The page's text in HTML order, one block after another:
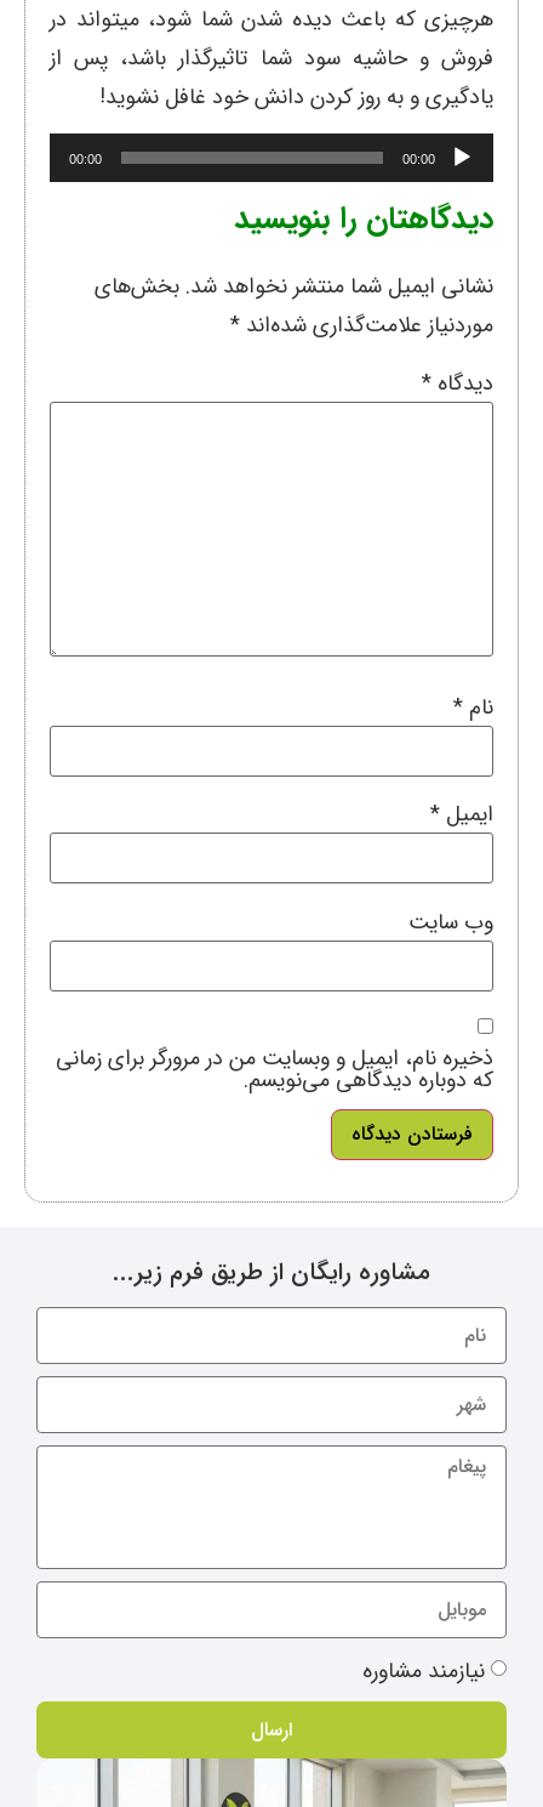
هرچیزی که باعث دیده شدن شما شود، میتواند در
فروش و حاشیه سود شما تاثیرگذار باشد، پس از
یادگیری و به روز کردن دانش خود غافل نشوید!
پخش‌کننده
صوت
00:00
00:00
دیدگاهتان را بنویسید
نشانی ایمیل شما منتشر نخواهد شد. بخش‌های
موردنیاز علامت‌گذاری شده‌اند *
دیدگاه *
نام *
ایمیل *
وب‌ سایت
ذخیره نام، ایمیل و وبسایت من در مرورگر برای زمانی
که دوباره دیدگاهی می‌نویسم.
مشاوره رایگان از طریق فرم زیر...
نیازمند مشاوره
ارسال